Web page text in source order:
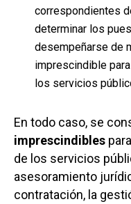
correspondientes
determinar los
desempeñarse de
imprescindible
los servicios
En todo caso, se
imprescindibles
de los servicios
asesoramiento
contratación, la